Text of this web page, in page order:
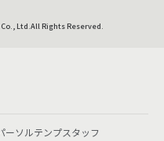
Co., Ltd.All Rights Reserved.
ーソルテンプスタッフ